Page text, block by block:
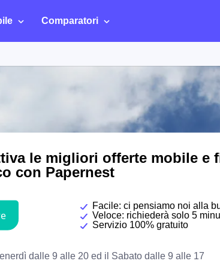
Comparatori